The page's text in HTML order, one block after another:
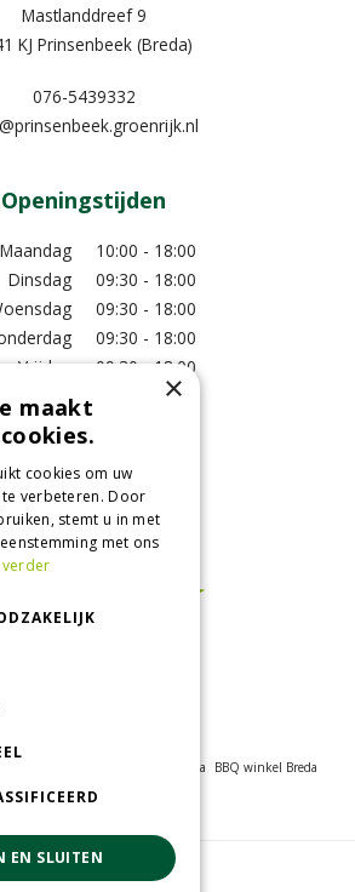
Mastlanddreef 9
KJ Prinsenbeek (Breda)
076-5439332
Openingstijden
Maandag
10:00 - 18:00
Dinsdag
09:30 - 18:00
09:30 - 18:00
09:30 - 18:00
Vrijdag
09:30 - 18:00
Zaterdag
09:00 - 17:00
Zondag
extra openingstijden
Bezoek ons!
Vijver Breda
BBQ winkel Breda
GroenRijk Prinsenbeek
×
maakt
cookies om uw
verbeteren. Door
stemt u in met
met ons
verder
EN SLUITEN